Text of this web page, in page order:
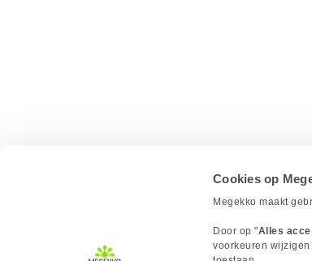
Cookies op
Megekko maakt
Door op "Alles
voorkeuren